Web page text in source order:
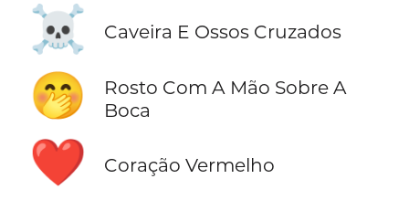
☠️ Caveira E Ossos Cruzados
🤭
Rosto Com A Mão Sobre A
Boca
❤️ Coração Vermelho